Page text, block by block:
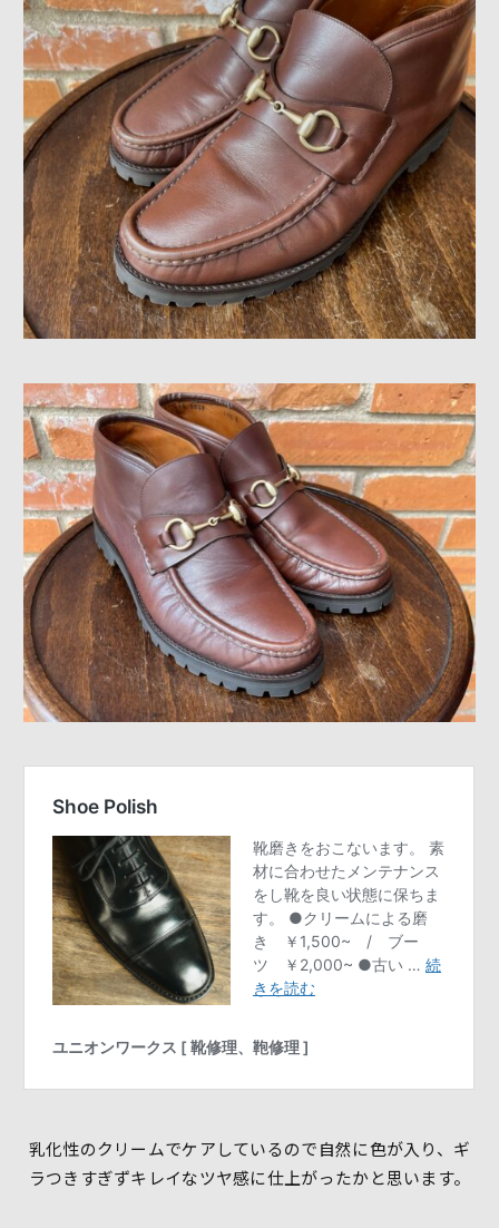
乳化性のクリームでケアしているので自然に色が入り、ギ
ラつきすぎずキレイなツヤ感に仕上がったかと思います。